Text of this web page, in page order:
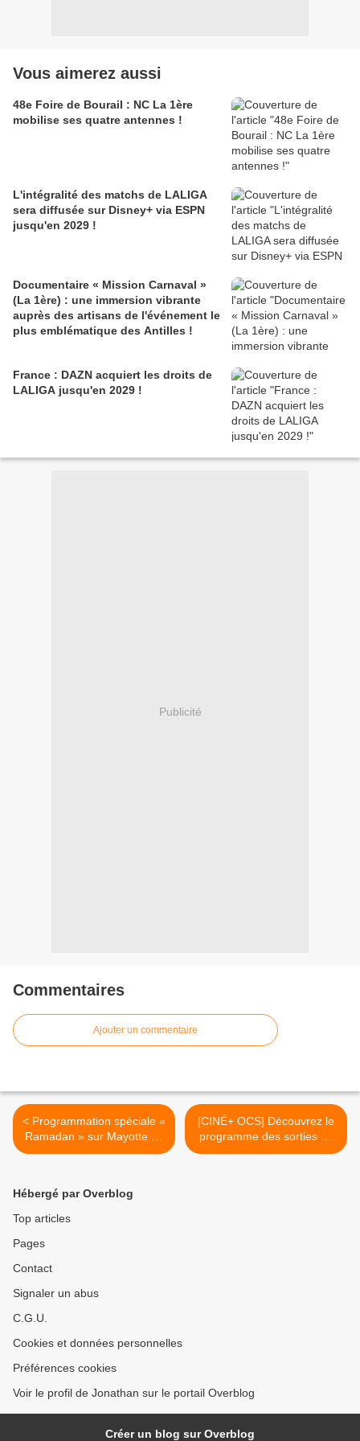
Vous aimerez aussi
48e Foire de Bourail : NC La 1ère
mobilise ses quatre antennes !
L'intégralité des matchs de LALIGA
sera diffusée sur Disney+ via ESPN
jusqu'en 2029 !
Documentaire « Mission Carnaval »
(La 1ère) : une immersion vibrante
auprès des artisans de l'événement le
plus emblématique des Antilles !
France : DAZN acquiert les droits de
LALIGA jusqu'en 2029 !
Publicité
Commentaires
Ajouter un commentaire
< Programmation spéciale «
Ramadan » sur Mayotte La
1ère !
[CINÉ+ OCS] Découvrez le
programme des sorties de
mars 2025 ! >
Hébergé par Overblog
Top articles
Pages
Contact
Signaler un abus
C.G.U.
Cookies et données personnelles
Préférences cookies
Voir le profil de Jonathan sur le portail Overblog
Créer un blog sur Overblog